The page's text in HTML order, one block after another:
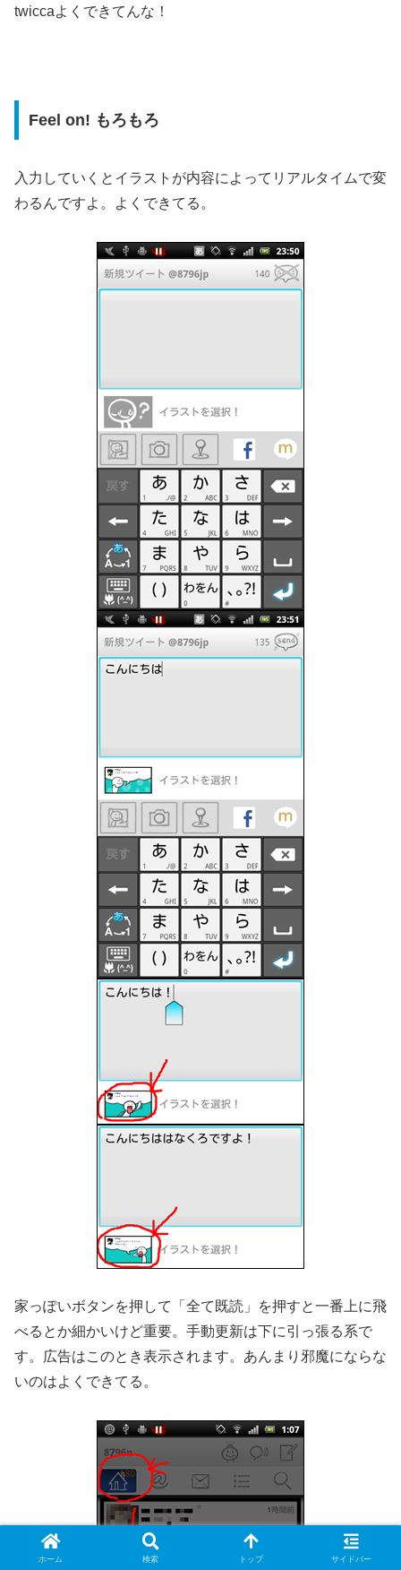
twiccaよくできてんな！
Feel on! もろもろ
入力していくとイラストが内容によってリアルタイムで変
わるんですよ。よくできてる。
家っぽいボタンを押して「全て既読」を押すと一番上に飛
べるとか細かいけど重要。手動更新は下に引っ張る系で
す。広告はこのとき表示されます。あんまり邪魔にならな
いのはよくできてる。
ホーム 検索 トップ サイドバー